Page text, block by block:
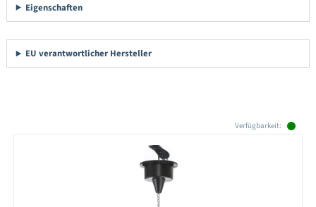
Eigenschaften
EU verantwortlicher Hersteller
Verfügbarkeit: